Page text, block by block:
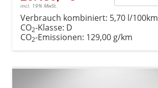
incl. 19% MwSt.
Verbrauch kombiniert: 5,70 l/100km
CO2-Klasse: D
CO2-Emissionen: 129,00 g/km